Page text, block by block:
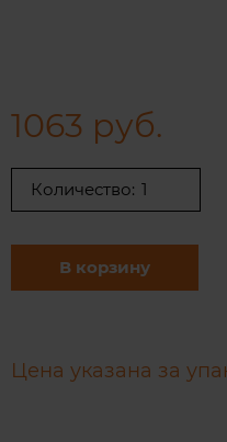
1063 руб.
Количество:
В корзину
Цена указана за